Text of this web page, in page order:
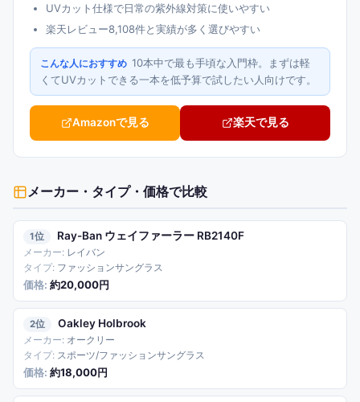
UVカット仕様で日常の紫外線対策に使いやすい
楽天レビュー8,108件と実績が多く選びやすい
こんな人におすすめ 10本中で最も手頃な入門枠。まずは軽
くてUVカットできる一本を低予算で試したい人向けです。
Amazonで見る 楽天で見る
メーカー・タイプ・価格で比較
1 Ray-Ban ウェイファーラー RB2140F
レイバン
ファッションサングラス
約20,000円
2 Oakley Holbrook
オークリー
スポーツ/ファッションサングラス
約18,000円